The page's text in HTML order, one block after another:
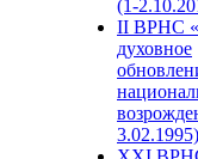
(1-
II ВРНС
духовное
3.02.1995)